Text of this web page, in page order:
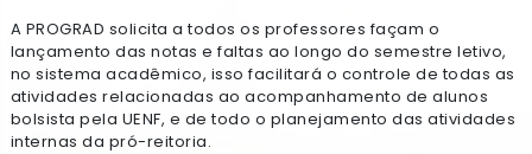
A PROGRAD solicita a todos os professores façam o
lançamento das notas e faltas ao longo do semestre letivo,
no sistema acadêmico, isso facilitará o controle de todas as
atividades relacionadas ao acompanhamento de alunos
bolsista pela UENF, e de todo o planejamento das atividades
internas da pró-reitoria.